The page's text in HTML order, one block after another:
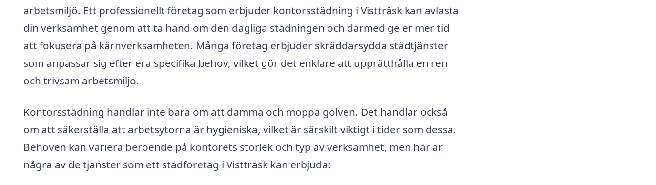
arbetsmiljö. Ett professionellt företag som erbjuder kontorsstädning i Vistträsk kan avlasta
din verksamhet genom att ta hand om den dagliga städningen och därmed ge er mer tid
att fokusera på kärnverksamheten. Många företag erbjuder skräddarsydda städtjänster
som anpassar sig efter era specifika behov, vilket gör det enklare att upprätthålla en ren
och trivsam arbetsmiljö.
Kontorsstädning handlar inte bara om att damma och moppa golven. Det handlar också
om att säkerställa att arbetsytorna är hygieniska, vilket är särskilt viktigt i tider som dessa.
Behoven kan variera beroende på kontorets storlek och typ av verksamhet, men här är
några av de tjänster som ett städföretag i Vistträsk kan erbjuda: